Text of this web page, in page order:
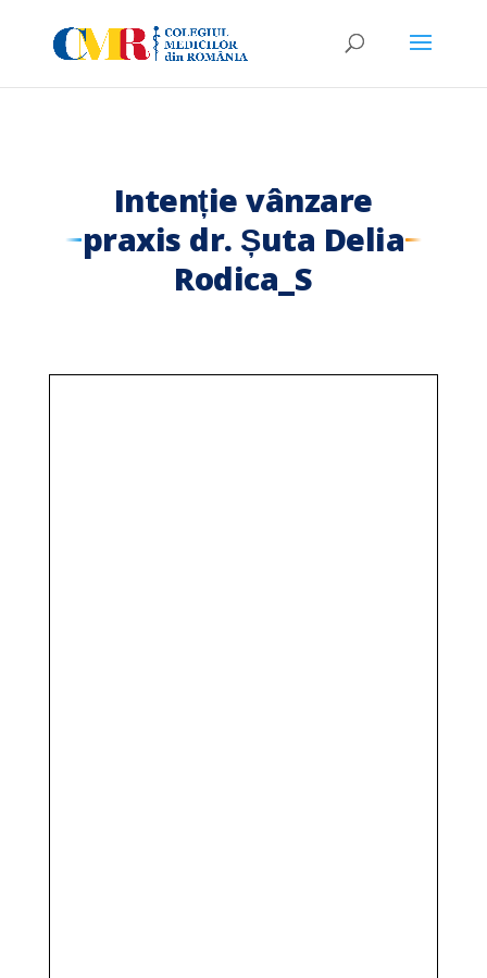
Intenție vânzare
praxis dr. Șuta Delia
Rodica_S